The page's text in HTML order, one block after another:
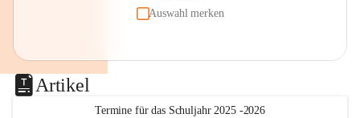
Auswahl merken
Artikel
Termine für das Schuljahr 2025 -2026